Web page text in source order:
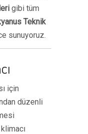
gibi tüm
Teknik
sunuyoruz.
için
düzenli